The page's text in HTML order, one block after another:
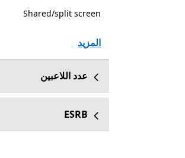
Shared/split screen
المزيد
عدد اللاعبين
ESRB